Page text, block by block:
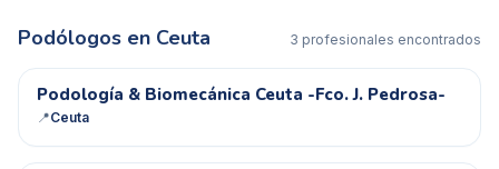
Podólogos en Ceuta 3 profesionales encontrados
P&
Podología & Biomecánica Ceuta -Fco. J. Pedrosa-
📍Ceuta